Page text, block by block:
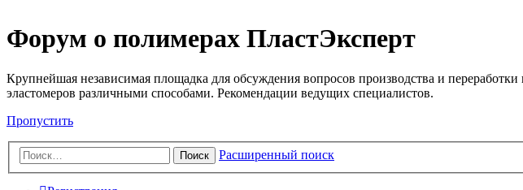
Форум о полимерах ПластЭксперт
Крупнейшая независимая площадка для обсуждения вопросов производства и переработки
эластомеров различными способами. Рекомендации ведущих специалистов.
Пропустить
Поиск Расширенный поиск